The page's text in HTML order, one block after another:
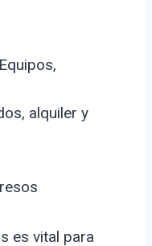
Equipos,
alquiler y
es vital para